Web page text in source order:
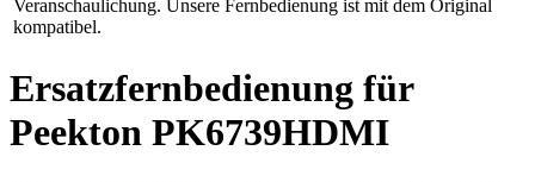
Veranschaulichung. Unsere Fernbedienung ist mit dem Original
kompatibel.
Ersatzfernbedienung für
Peekton PK6739HDMI